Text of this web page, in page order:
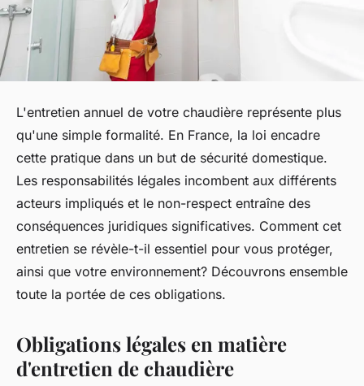
L'entretien annuel de votre chaudière représente plus
qu'une simple formalité. En France, la loi encadre
cette pratique dans un but de sécurité domestique.
Les responsabilités légales incombent aux différents
acteurs impliqués et le non-respect entraîne des
conséquences juridiques significatives. Comment cet
entretien se révèle-t-il essentiel pour vous protéger,
ainsi que votre environnement? Découvrons ensemble
toute la portée de ces obligations.
Obligations légales en matière
d'entretien de chaudière